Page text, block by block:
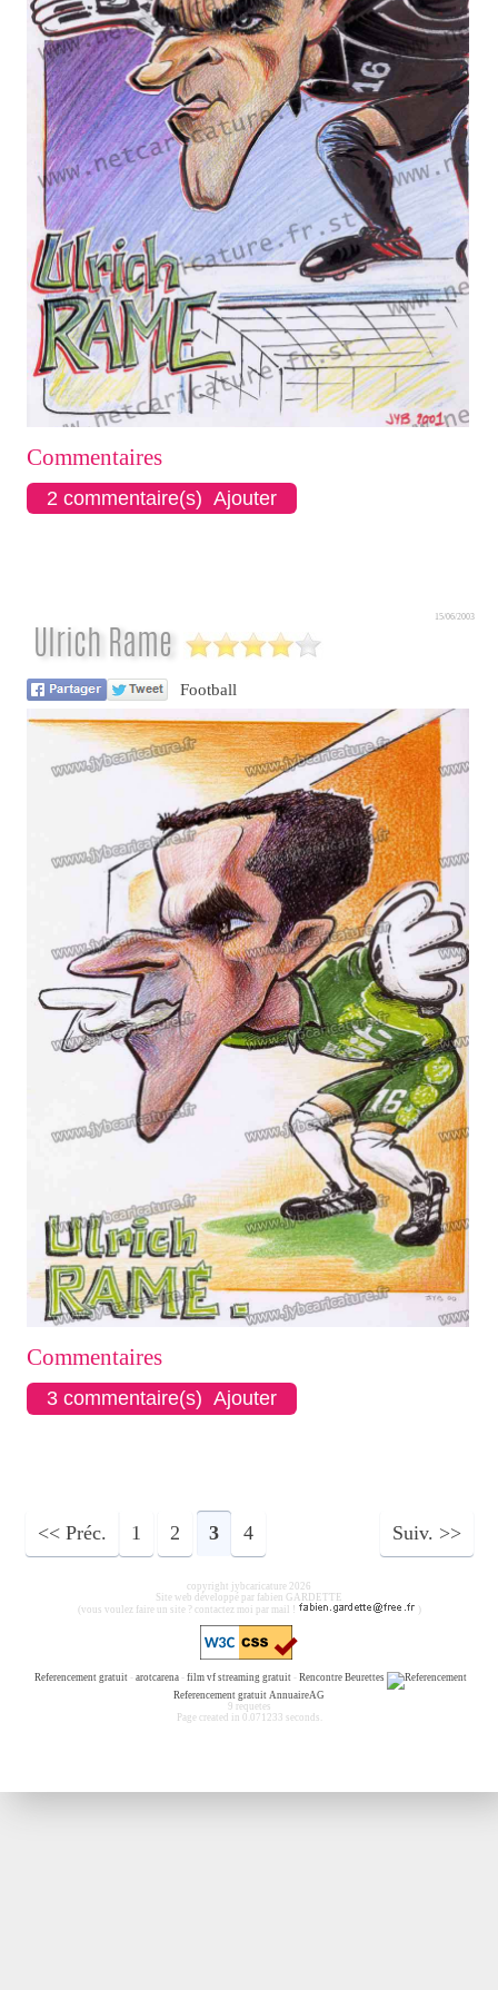
Commentaires
2 commentaire(s) Ajouter
Ulrich Rame
15/06/2003
Football
Commentaires
3 commentaire(s) Ajouter
Préc. 1 2 3 4 Suiv.
copyright jybcaricature 2026
Site web développé par fabien GARDETTE
(vous voulez faire un site ? contactez moi par mail !
)
Referencement gratuit- arotcarena- film vf streaming gratuit- Rencontre Beurettes
Referencement gratuit AnnuaireAG
9 requetes
Page created in 0.071233 seconds.